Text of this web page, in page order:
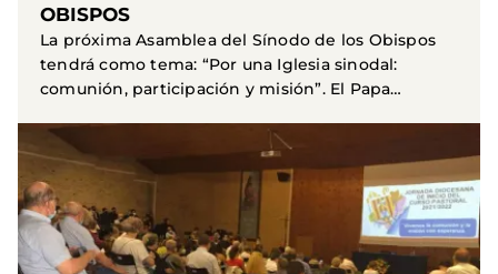
OBISPOS
La próxima Asamblea del Sínodo de los Obispos
tendrá como tema: “Por una Iglesia sinodal:
comunión, participación y misión”. El Papa